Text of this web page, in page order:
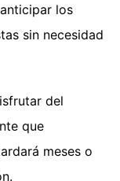
los
sin necesidad
del
que
meses o